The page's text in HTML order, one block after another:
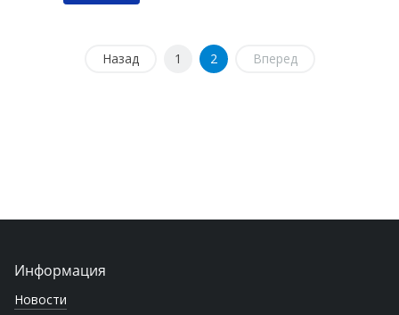
Назад 1 2 Вперед
Информация
Новости